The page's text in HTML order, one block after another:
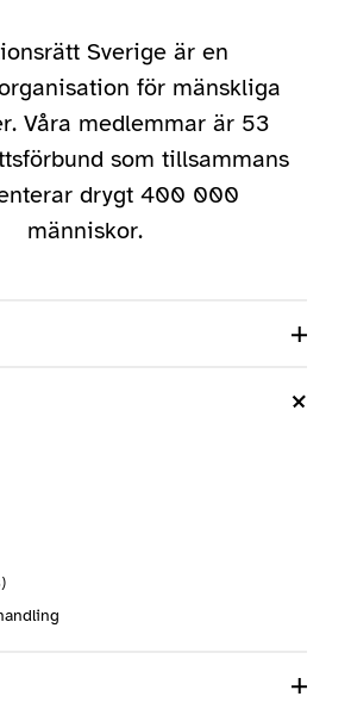
Sverige är en
för mänskliga
Våra medlemmar är 53
som tillsammans
drygt 400 000
människor.